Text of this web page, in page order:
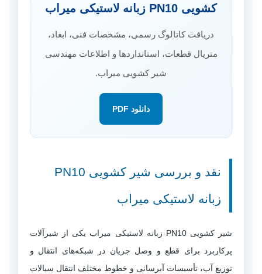
کشویی PN10 زبانه لاستیکی میراب
دریافت کاتالوگ رسمی، مشخصات فنی، ابعاد،
متریال قطعات، استانداردها و اطلاعات مهندسی
شیر کشویی میراب.
دانلود PDF
نقد و بررسی شیر کشویی PN10
زبانه لاستیکی میراب
شیر کشویی PN10 زبانه لاستیکی میراب یکی از شیرآلات
پرکاربرد برای قطع و وصل جریان در شبکه‌های انتقال و
توزیع آب، تأسیسات آبرسانی و خطوط مختلف انتقال سیالات